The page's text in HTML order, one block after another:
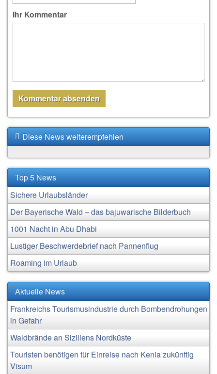
Ihr Kommentar
Diese News weiterempfehlen
Top 5 News
Sichere Urlaubsländer
Der Bayerische Wald – das bajuwarische Bilderbuch
1001 Nacht in Abu Dhabi
Lustiger Beschwerdebrief nach Pannenflug
Roaming im Urlaub
Aktuelle News
Frankreichs Tourismusindustrie durch Bombendrohungen
in Gefahr
Waldbrände an Siziliens Nordküste
Touristen benötigen für Einreise nach Kenia zukünftig
Visum